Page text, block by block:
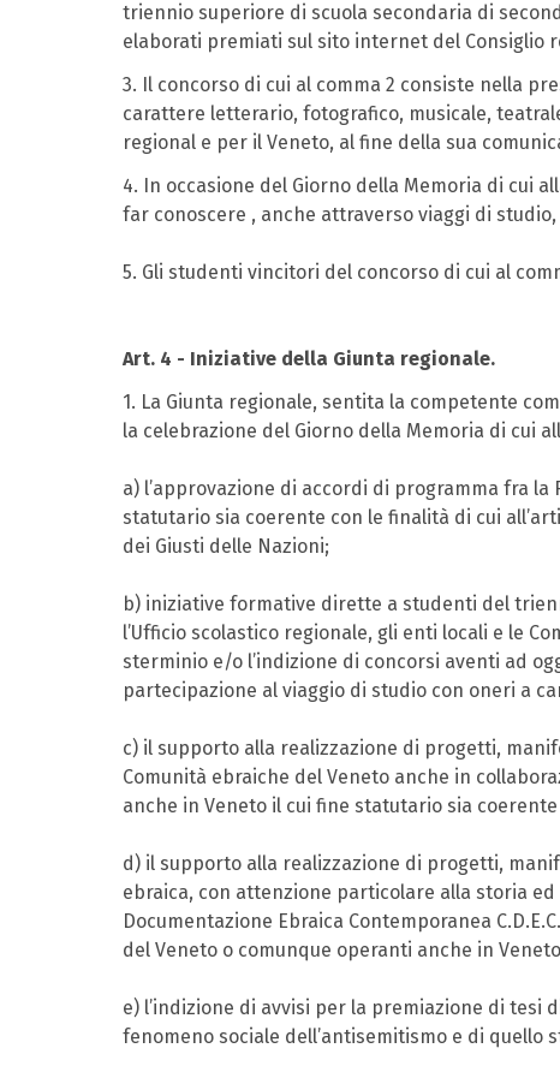
triennio superiore di scuola secondaria di
elaborati premiati sul sito internet del Consiglio
3. Il concorso di cui al comma 2 consiste nella
carattere letterario, fotografico, musicale,
regional e per il Veneto, al fine della sua
4. In occasione del Giorno della Memoria di cui
far conoscere , anche attraverso viaggi di
5. Gli studenti vincitori del concorso di cui al
Art. 4 - Iniziative della Giunta regionale.
1. La Giunta regionale, sentita la competente
la celebrazione del Giorno della Memoria di cui
a) l’approvazione di accordi di programma fra
statutario sia coerente con le finalità di cui
dei Giusti delle Nazioni;
b) iniziative formative dirette a studenti del
l’Ufficio scolastico regionale, gli enti locali e le
sterminio e/o l’indizione di concorsi aventi ad
partecipazione al viaggio di studio con oneri a
c) il supporto alla realizzazione di progetti,
Comunità ebraiche del Veneto anche in
anche in Veneto il cui fine statutario sia
d) il supporto alla realizzazione di progetti,
ebraica, con attenzione particolare alla storia ed
Documentazione Ebraica Contemporanea
del Veneto o comunque operanti anche in
e) l’indizione di avvisi per la premiazione di tesi
fenomeno sociale dell’antisemitismo e di